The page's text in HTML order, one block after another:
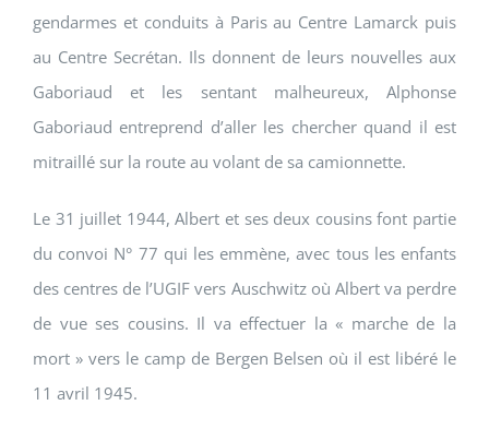
gendarmes et conduits à Paris au Centre Lamarck puis
au Centre Secrétan. Ils donnent de leurs nouvelles aux
Gaboriaud et les sentant malheureux, Alphonse
Gaboriaud entreprend d’aller les chercher quand il est
mitraillé sur la route au volant de sa camionnette.
Le 31 juillet 1944, Albert et ses deux cousins font partie
du convoi N° 77 qui les emmène, avec tous les enfants
des centres de l’UGIF vers Auschwitz où Albert va perdre
de vue ses cousins. Il va effectuer la « marche de la
mort » vers le camp de Bergen Belsen où il est libéré le
11 avril 1945.